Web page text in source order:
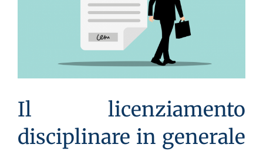
Il licenziamento
disciplinare in generale